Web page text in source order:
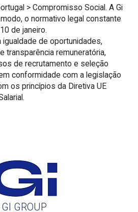
> Compromisso Social. A Gi
o normativo legal constante
de janeiro.
igualdade de oportunidades,
transparência remuneratória,
de recrutamento e seleção
conformidade com a legislação
os princípios da Diretiva UE
GI GROUP